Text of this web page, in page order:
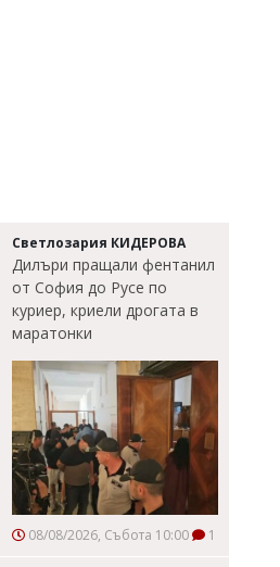
Светлозария КИДЕРОВА
Дилъри пращали фентанил
от София до Русе по
куриер, криели дрогата в
маратонки
08/08/2026, Събота 10:00 1